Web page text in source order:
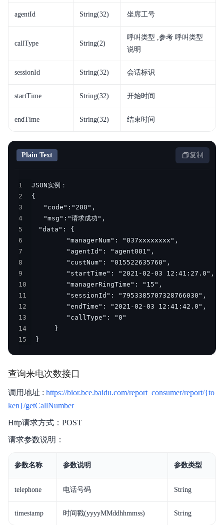
agentId String(32) 坐席工号
callType String(2)
呼叫类型 ,参考 呼叫类型
说明
sessionId String(32) 会话标识
startTime String(32) 开始时间
endTime String(32) 结束时间
Plain Text 复制
1
2
3
4
5
6
7
8
9
10
11
12
13
14
15
}
查询来电次数接口
调用地址 : https://bior.bce.baidu.com/report_consumer/report/{to
ken}/getCallNumber
Http请求方式：POST
请求参数说明：
参数名称 参数说明 参数类型
telephone 电话号码 String
timestamp 时间戳(yyyyMMddhhmmss) String